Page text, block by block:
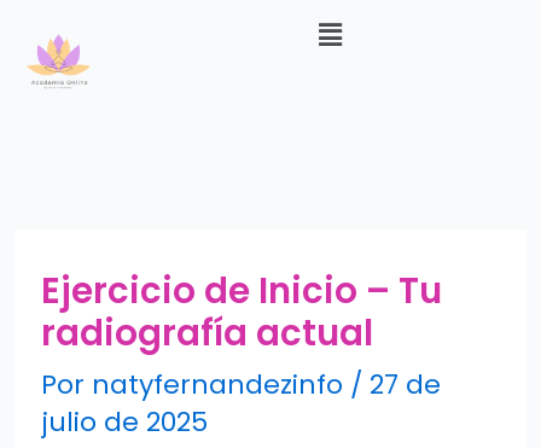
Menú
Ejercicio de Inicio – Tu
radiografía actual
Por natyfernandezinfo / 27 de
julio de 2025